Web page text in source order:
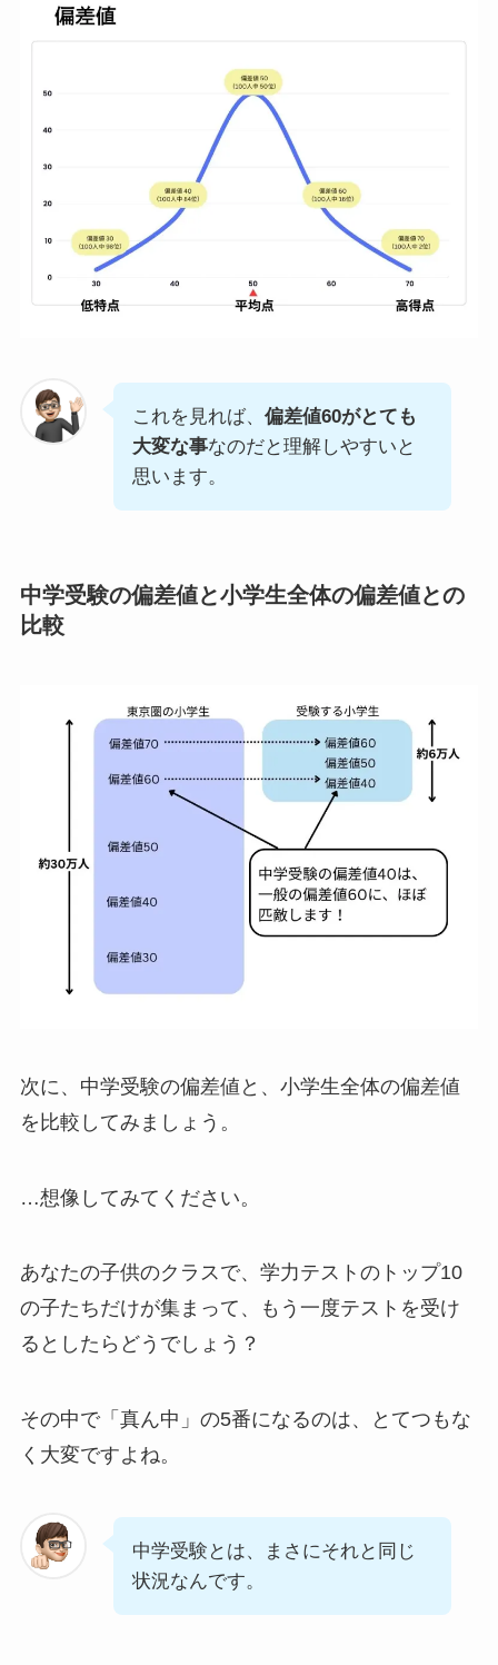
これを見れば、 偏差値60がとても
大変な事なのだと理解しやすいと
思います。
中学受験の偏差値と小学生全体の偏差値との
比較
次に、中学受験の偏差値と、小学生全体の偏差値
を比較してみましょう。
…想像してみてください。
あなたの子供のクラスで、学力テストのトップ10
の子たちだけが集まって、もう一度テストを受け
るとしたらどうでしょう？
その中で「真ん中」の5番になるのは、とてつもな
く大変ですよね。
中学受験とは、まさにそれと同じ
状況なんです。